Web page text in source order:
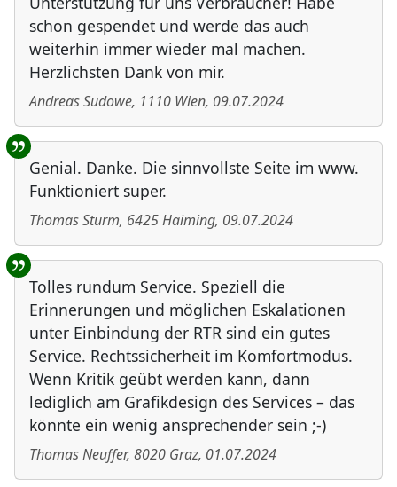
schon gespendet und werde das auch
weiterhin immer wieder mal machen.
Herzlichsten Dank von mir.
Andreas Sudowe, 1110 Wien, 09.07.2024
Genial. Danke. Die sinnvollste Seite im www.
Funktioniert super.
Thomas Sturm, 6425Haiming, 09.07.2024
Tolles rundum Service. Speziell die
Erinnerungen und möglichen Eskalationen
unter Einbindung der RTR sind ein gutes
Service. Rechtssicherheit im Komfortmodus.
Wenn Kritik geübt werden kann, dann
lediglich am Grafikdesign des Services – das
könnte ein wenig ansprechender sein ;-)
Thomas Neuffer, 8020 Graz, 01.07.2024